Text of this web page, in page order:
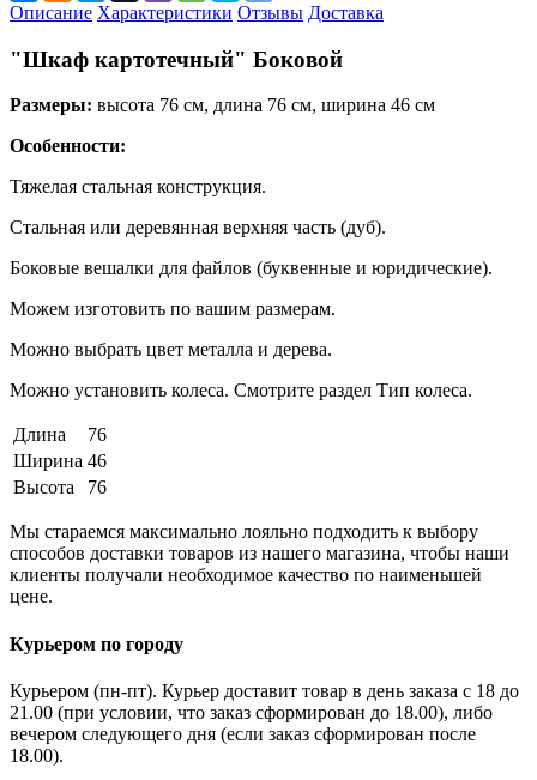
Описание Характеристики Отзывы Доставка
"Шкаф картотечный" Боковой
Размеры: высота 76 см, длина 76 см, ширина 46 см
Особенности:
Тяжелая стальная конструкция.
Стальная или деревянная верхняя часть (дуб).
Боковые вешалки для файлов (буквенные и юридические).
Можем изготовить по вашим размерам.
Можно выбрать цвет металла и дерева.
Можно установить колеса. Смотрите раздел Тип колеса.
Длина
76
Ширина 46
Высота
76
Мы стараемся максимально лояльно подходить к выбору
способов доставки товаров из нашего магазина, чтобы наши
клиенты получали необходимое качество по наименьшей
цене.
Курьером по городу
Курьером (пн-пт). Курьер доставит товар в день заказа с 18 до
21.00 (при условии, что заказ сформирован до 18.00), либо
вечером следующего дня (если заказ сформирован после
18.00).